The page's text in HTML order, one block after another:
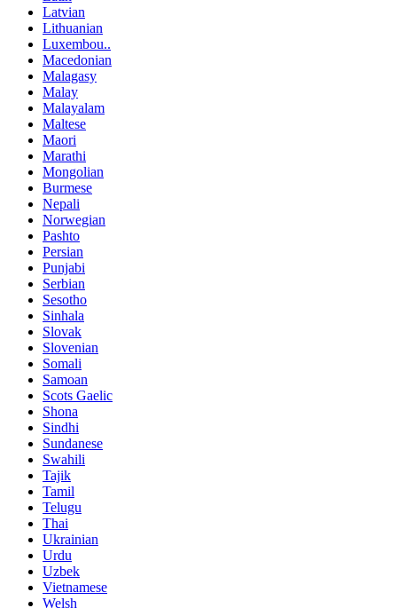
Latvian
Lithuanian
Luxembou..
Macedonian
Malagasy
Malay
Malayalam
Maltese
Maori
Marathi
Mongolian
Burmese
Nepali
Norwegian
Pashto
Persian
Punjabi
Serbian
Sesotho
Sinhala
Slovak
Slovenian
Somali
Samoan
Scots Gaelic
Shona
Sindhi
Sundanese
Swahili
Tajik
Tamil
Telugu
Thai
Ukrainian
Urdu
Uzbek
Vietnamese
Welsh